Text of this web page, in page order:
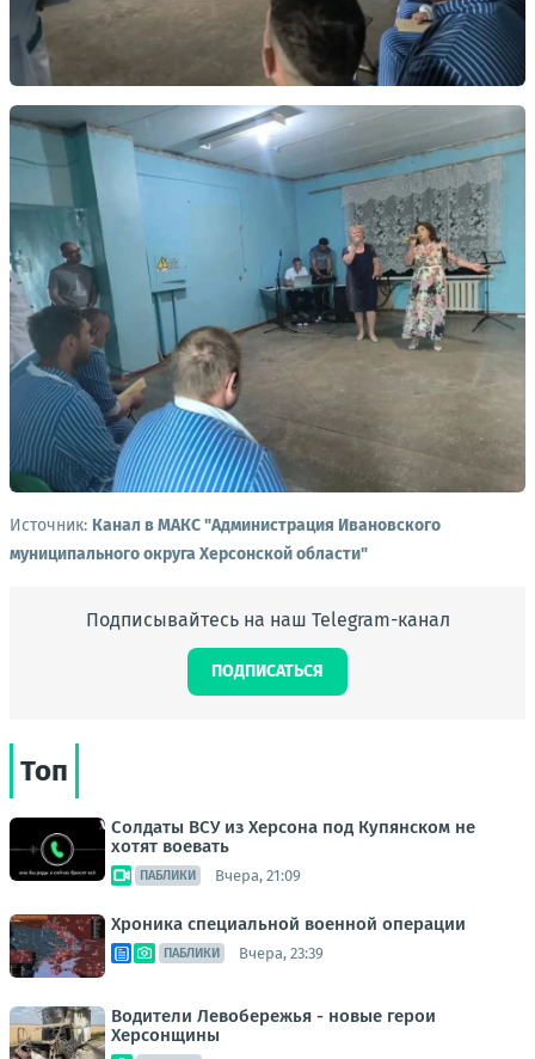
Источник: Канал в МАКС "Администрация Ивановского
муниципального округа Херсонской области"
Подписывайтесь на наш Telegram-канал
ПОДПИСАТЬСЯ
Топ
Солдаты ВСУ из Херсона под Купянском не
хотят воевать
ПАБЛИКИ Вчера, 21:09
Хроника специальной военной операции
ПАБЛИКИ Вчера, 23:39
Водители Левобережья - новые герои
Херсонщины